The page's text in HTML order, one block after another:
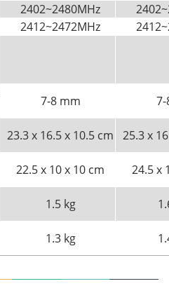
2402~2480MHz
2412~2472MHz
7-8 mm
23.3 x 16.5 x 10.5 cm
25.3 x
22.5 x 10 x 10 cm
24.5 x
1.5 kg
1.3 kg